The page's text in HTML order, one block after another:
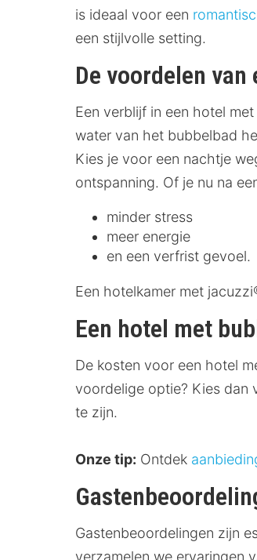
is ideaal voor een
een stijlvolle setting.
De voordelen
Een verblijf in een hotel
water van het bubbelbad
Kies je voor een nachtje
ontspanning. Of je nu na
minder stress
meer energie
en een verfrist gevoel.
Een hotelkamer met
Een hotel met
De kosten voor een hotel
voordelige optie? Kies dan
te zijn.
Onze tip: Ontdek
Gastenbeoordelingen zijn
verzamelen we ervaringen